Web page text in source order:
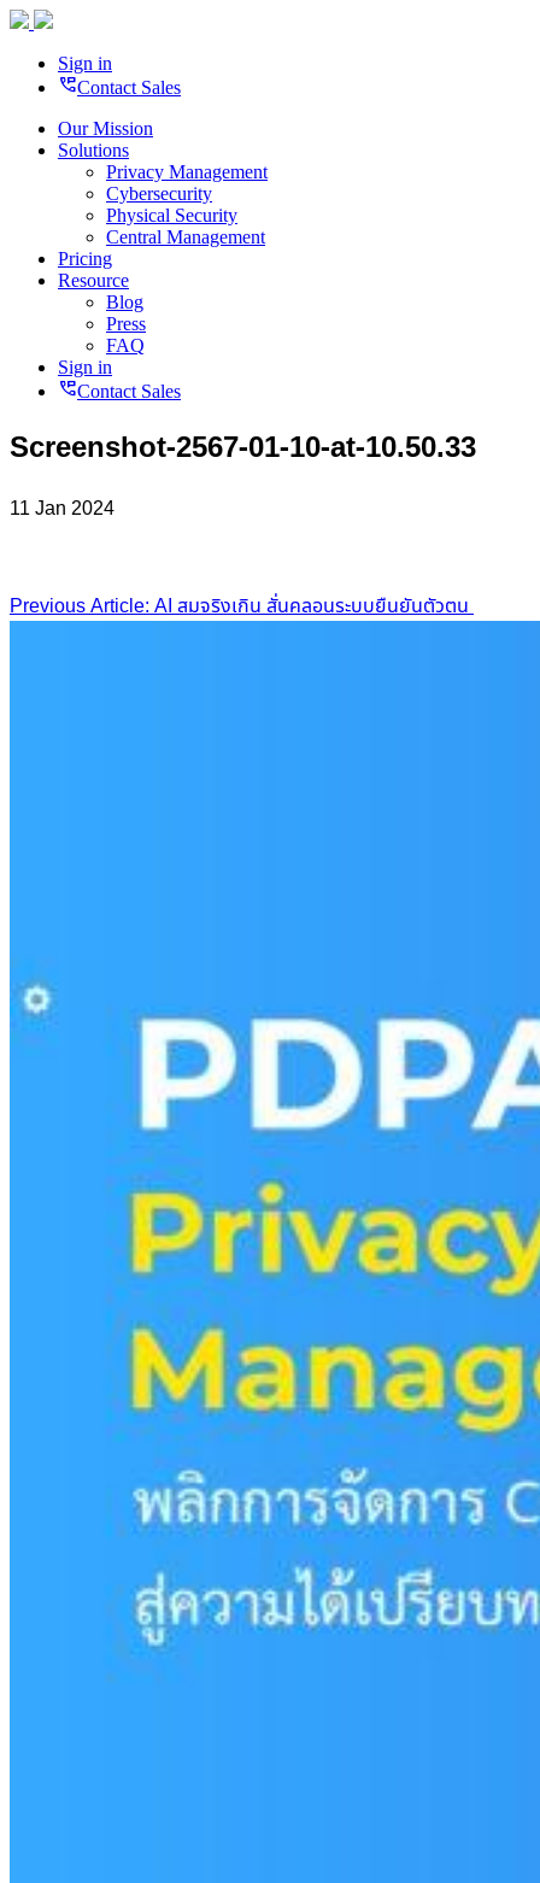
Sign in
perm_phone_msgContact Sales
Our Mission
Solutions
Privacy Management
Cybersecurity
Physical Security
Central Management
Pricing
Resource
Blog
Press
FAQ
Sign in
perm_phone_msgContact Sales
Screenshot-2567-01-10-at-10.50.33
11 Jan 2024
Post
Previous Article: AI สมจริงเกิน สั่นคลอนระบบยืนยันตัวตน